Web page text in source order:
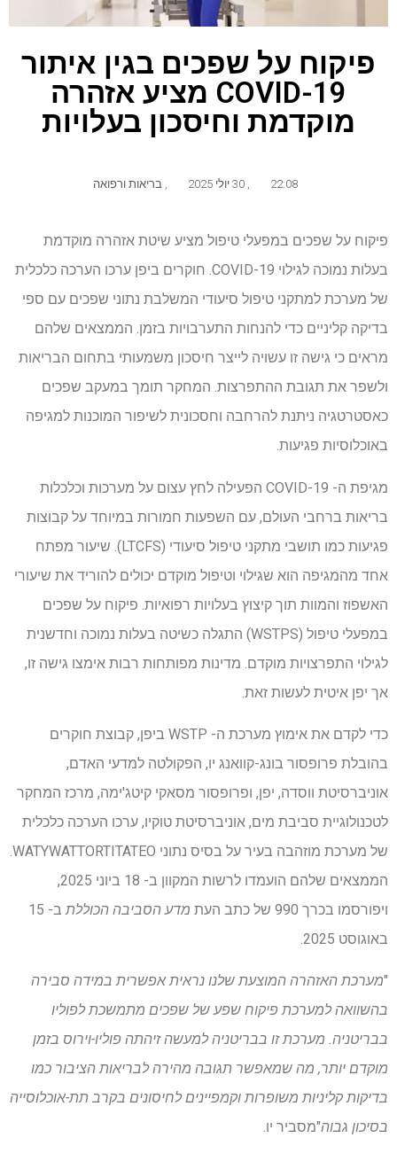
פיקוח על שפכים בגין איתור
COVID-19 מציע אזהרה
מוקדמת וחיסכון בעלויות
22:08 30 יולי 2025 בריאות ורפואה
פיקוח על שפכים במפעלי טיפול מציע שיטת אזהרה מוקדמת
בעלות נמוכה לגילוי COVID-19. חוקרים ביפן ערכו הערכה כלכלית
של מערכת למתקני טיפול סיעודי המשלבת נתוני שפכים עם ספי
בדיקה קליניים כדי להנחות התערבויות בזמן. הממצאים שלהם
מראים כי גישה זו עשויה לייצר חיסכון משמעותי בתחום הבריאות
ולשפר את תגובת ההתפרצות. המחקר תומך במעקב שפכים
כאסטרטגיה ניתנת להרחבה וחסכונית לשיפור המוכנות למגיפה
באוכלוסיות פגיעות.
מגיפת ה- COVID-19 הפעילה לחץ עצום על מערכות וכלכלות
בריאות ברחבי העולם, עם השפעות חמורות במיוחד על קבוצות
פגיעות כמו תושבי מתקני טיפול סיעודי (LTCFS). שיעור מפתח
אחד מהמגיפה הוא שגילוי וטיפול מוקדם יכולים להוריד את שיעורי
האשפוז והמוות תוך קיצוץ בעלויות רפואיות. פיקוח על שפכים
במפעלי טיפול (WSTPS) התגלה כשיטה בעלות נמוכה וחדשנית
לגילוי התפרצויות מוקדם. מדינות מפותחות רבות אימצו גישה זו,
אך יפן איטית לעשות זאת.
כדי לקדם את אימוץ מערכת ה- WSTP ביפן, קבוצת חוקרים
בהובלת פרופסור בונג-קוואנג יו, הפקולטה למדעי האדם,
אוניברסיטת ווסדה, יפן, ופרופסור מסאקי קיטג'ימה, מרכז המחקר
לטכנולוגיית סביבת מים, אוניברסיטת טוקיו, ערכו הערכה כלכלית
של מערכת מוזהבה בעיר על בסיס נתוני WATYWATTORTITATEO.
הממצאים שלהם הועמדו לרשות המקוון ב- 18 ביוני 2025,
ויפורסמו בכרך 990 של כתב העת
מדע הסביבה הכוללת
ב- 15
באוגוסט 2025.
"מערכת האזהרה המוצעת שלנו נראית אפשרית במידה סבירה
בהשוואה למערכת פיקוח שפע של שפכים מתמשכת לפוליו
בבריטניה. מערכת זו בבריטניה למעשה זיהתה פוליו-וירוס בזמן
מוקדם יותר, מה שמאפשר תגובה מהירה לבריאות הציבור כמו
בדיקות קליניות משופרות וקמפיינים לחיסונים בקרב תת-אוכלוסייה
בסיכון גבוה"מסביר יו.